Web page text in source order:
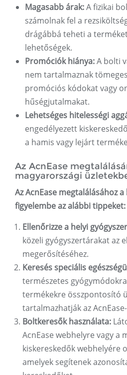
Magasabb árak:A fizikai
számolnak fel a
drágábbá teheti a
lehetőségek.
Promóciók hiánya:A bolti
nem tartalmaznak
promóciós kódokat vagy
hűségjutalmakat.
Lehetséges hitelességi
engedélyezett
a hamis vagy lejárt
Az AcnEase
magyarországi
Az AcnEase megtalálásához
figyelembe az alábbi tippeket:
Ellenőrizze a helyi
közeli gyógyszertárakat az
megerősítéséhez.
Keresés speciális
természetes
termékekre összpontosító
tartalmazhatják az
Boltkeresők használata:
AcnEase webhelyre vagy a
kiskereskedők webhelyére
amelyek segítenek